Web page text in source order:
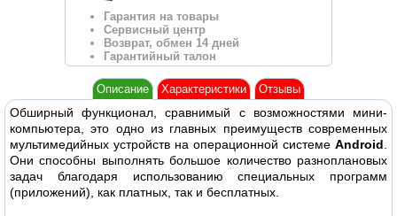
Гарантия на товары
Сервисный центр
Возврат, обмен 14 дней
Гарантийный талон
Описание Характеристики Отзывы
Обширный функционал, сравнимый с возможностями мини-
компьютера, это одно из главных преимуществ современных
мультимедийных устройств на операционной системе Android.
Они способны выполнять большое количество разноплановых
задач благодаря использованию специальных программ
(приложений), как платных, так и бесплатных.